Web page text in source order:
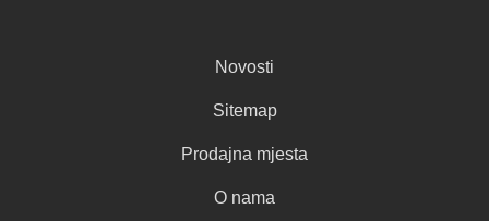
Novosti
Sitemap
Prodajna mjesta
O nama